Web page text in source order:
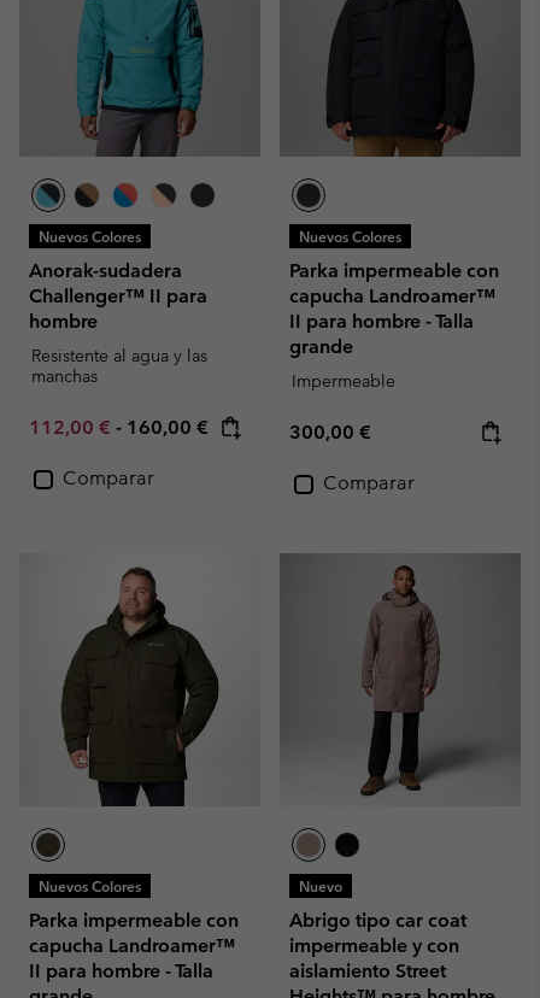
Nuevos Colores
Anorak-sudadera
Challenger™ II para
hombre
Resistente al agua y las
manchas
Minimum sale price:
112,00 € - Maximum price:
160,00 €
Comparar
Nuevos Colores
Parka impermeable con
capucha Landroamer™
II para hombre - Talla
grande
Impermeable
Regular price:
300,00 €
Comparar
Nuevos Colores
Parka impermeable con
capucha Landroamer™
II para hombre - Talla
Nuevo
Abrigo tipo car coat
impermeable y con
aislamiento Street